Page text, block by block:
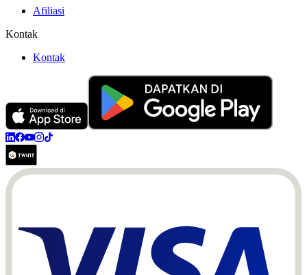
Afiliasi
Kontak
Kontak